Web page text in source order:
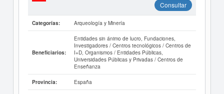
Consultar
Categorías: Arqueología y Minería
Beneficiarios:
Entidades sin ánimo de lucro, Fundaciones,
Investigadores / Centros tecnológicos / Centros de
I+D, Organismos / Entidades Públicas,
Universidades Públicas y Privadas / Centros de
Enseñanza
Provincia: España